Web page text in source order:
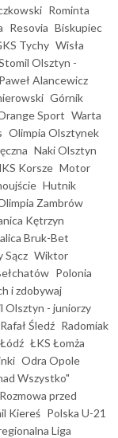
Rominta
Resovia Biskupiec
Tychy Wisła
Olsztyn -
Paweł Alancewicz
Górnik
Sport Warta
Olimpia Olsztynek
Naki Olsztyn
Korsze Motor
Hutnik
Zambrów
Kętrzyn
Bruk-Bet
Sącz Wiktor
Polonia
i zdobywaj
Olsztyn - juniorzy
Rafał Śledź Radomiak
ŁKS Łomża
Odra Opole
Wszystko"
Rozmowa przed
Kiereś Polska U-21
Liga